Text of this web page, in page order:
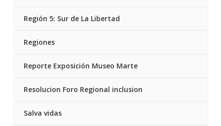
Región 5: Sur de La Libertad
Regiones
Reporte Exposición Museo Marte
Resolucion Foro Regional inclusion
Salva vidas